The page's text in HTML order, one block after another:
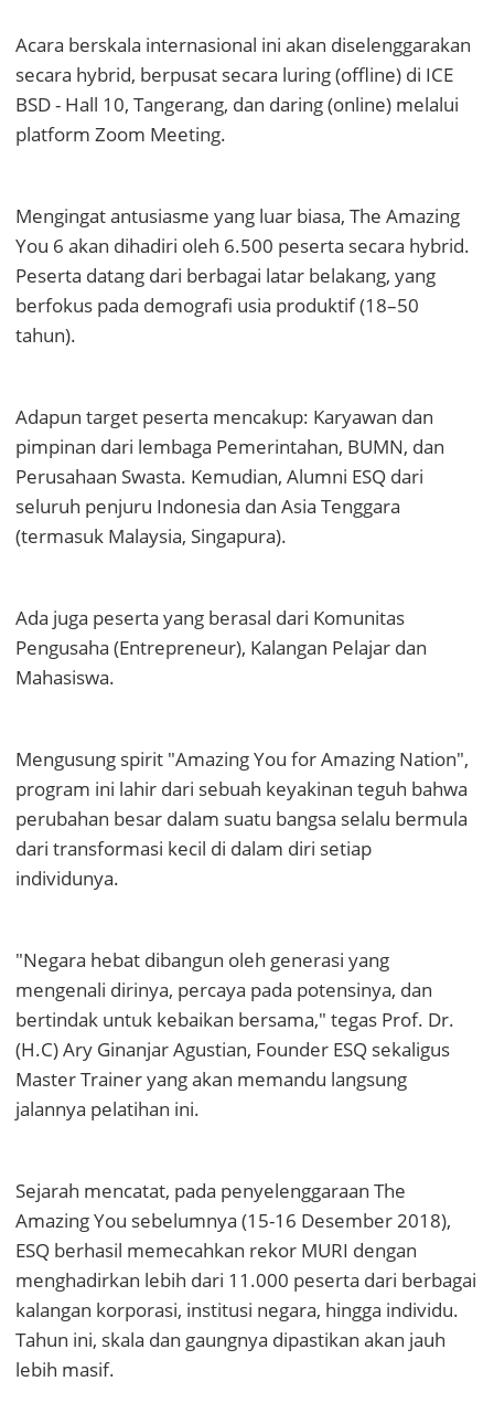
Acara berskala internasional ini akan diselenggarakan
secara hybrid, berpusat secara luring (offline) di ICE
BSD - Hall 10, Tangerang, dan daring (online) melalui
platform Zoom Meeting.
Mengingat antusiasme yang luar biasa, The Amazing
You 6 akan dihadiri oleh 6.500 peserta secara hybrid.
Peserta datang dari berbagai latar belakang, yang
berfokus pada demografi usia produktif (18–50
tahun).
Adapun target peserta mencakup: Karyawan dan
pimpinan dari lembaga Pemerintahan, BUMN, dan
Perusahaan Swasta. Kemudian, Alumni ESQ dari
seluruh penjuru Indonesia dan Asia Tenggara
(termasuk Malaysia, Singapura).
Ada juga peserta yang berasal dari Komunitas
Pengusaha (Entrepreneur), Kalangan Pelajar dan
Mahasiswa.
Mengusung spirit "Amazing You for Amazing Nation",
program ini lahir dari sebuah keyakinan teguh bahwa
perubahan besar dalam suatu bangsa selalu bermula
dari transformasi kecil di dalam diri setiap
individunya.
"Negara hebat dibangun oleh generasi yang
mengenali dirinya, percaya pada potensinya, dan
bertindak untuk kebaikan bersama," tegas Prof. Dr.
(H.C) Ary Ginanjar Agustian, Founder ESQ sekaligus
Master Trainer yang akan memandu langsung
jalannya pelatihan ini.
Sejarah mencatat, pada penyelenggaraan The
Amazing You sebelumnya (15-16 Desember 2018),
ESQ berhasil memecahkan rekor MURI dengan
menghadirkan lebih dari 11.000 peserta dari berbagai
kalangan korporasi, institusi negara, hingga individu.
Tahun ini, skala dan gaungnya dipastikan akan jauh
lebih masif.